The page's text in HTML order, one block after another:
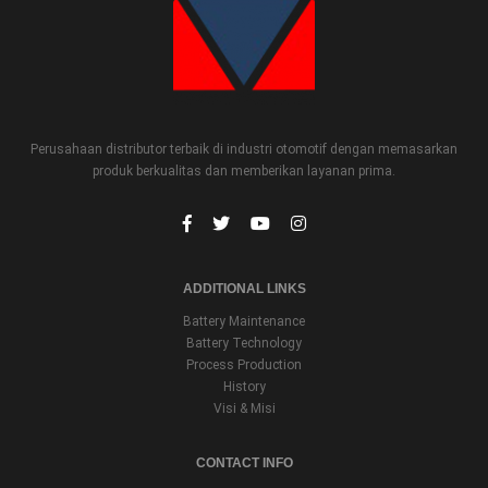
Perusahaan distributor terbaik di industri otomotif dengan memasarkan
produk berkualitas dan memberikan layanan prima.
ADDITIONAL LINKS
Battery Maintenance
Battery Technology
Process Production
History
Visi & Misi
CONTACT INFO